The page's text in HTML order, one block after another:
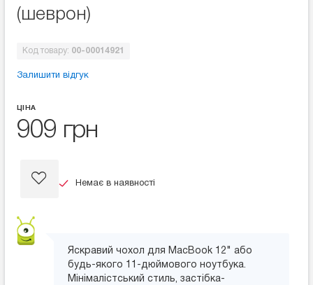
(шеврон)
Код товару: 00-00014921
Залишити відгук
ЦІНА
909 грн
Немає в наявності
Яскравий чохол для MacBook 12" або
будь-якого 11-дюймового ноутбука.
Мінімалістський стиль, застібка-